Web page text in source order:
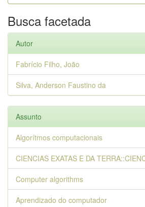
Busca facetada
Autor
Fabrício Filho, João
Silva, Anderson Faustino da
Assunto
Algorítmos computacionais
CIENCIAS EXATAS E DA
Computer algorithms
Aprendizado do computador